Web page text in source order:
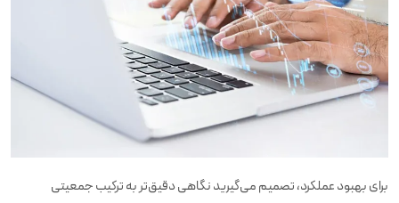
برای بهبود عملکرد، تصمیم می‌گیرید نگاهی دقیق‌تر به ترکیب جمعیتی